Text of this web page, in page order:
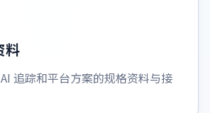
料
追踪和平台方案的规格资料与接